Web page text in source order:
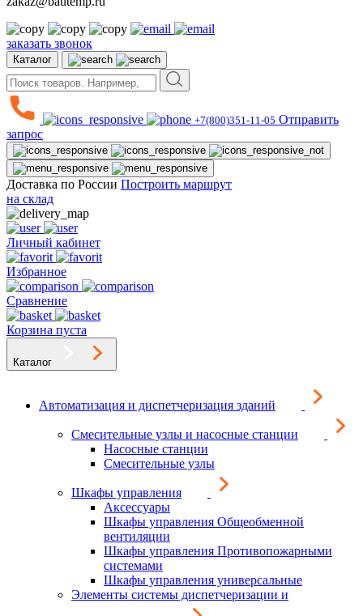
заказать звонок
Каталог
+7(800)351-11-05 Отправить
запрос
Доставка по России Построить маршрут
на склад
Личный кабинет
Избранное
Сравнение
Корзина пуста
Каталог
Автоматизация и диспетчеризация зданий
Смесительные узлы и насосные станции
Насосные станции
Смесительные узлы
Шкафы управления
Аксессуары
Шкафы управления Общеобменной
вентиляции
Шкафы управления Противопожарными
системами
Шкафы управления универсальные
Элементы системы диспетчеризации и